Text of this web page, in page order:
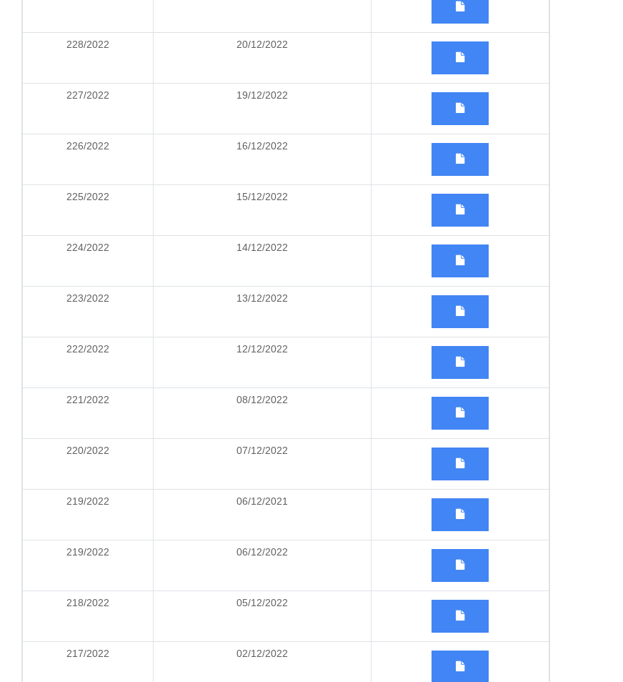
228/2022 20/12/2022
227/2022 19/12/2022
226/2022 16/12/2022
225/2022 15/12/2022
224/2022 14/12/2022
223/2022 13/12/2022
222/2022 12/12/2022
221/2022 08/12/2022
220/2022 07/12/2022
219/2022 06/12/2021
219/2022 06/12/2022
218/2022 05/12/2022
217/2022 02/12/2022